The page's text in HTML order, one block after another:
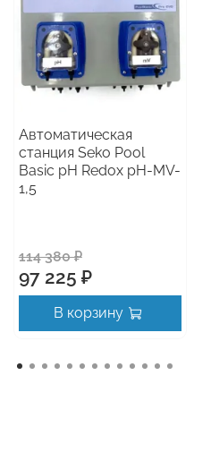
Автоматическая
станция Seko Pool
Basic pH Redox pH-MV-
1,5
114 380 ₽
97 225 ₽
В корзину